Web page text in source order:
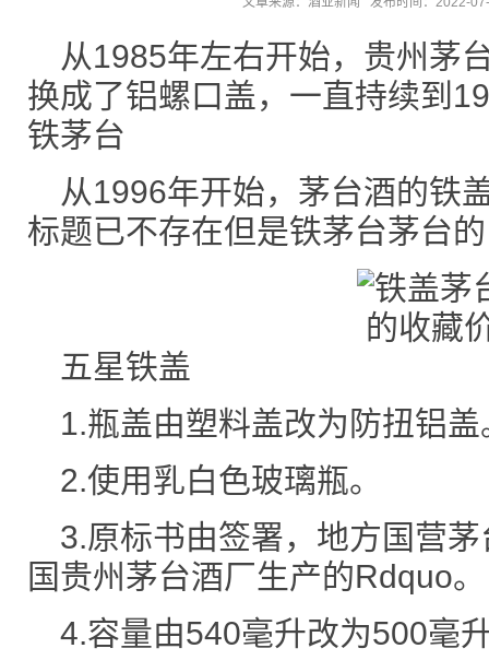
从1985年左右开始，贵州茅
换成了铝螺口盖，一直持续到
铁茅台
从1996年开始，茅台酒的铁
标题已不存在但是铁茅台茅台
五星铁盖
1.瓶盖由塑料盖改为防扭铝盖
2.使用乳白色玻璃瓶。
3.原标书由签署，地方国营
国贵州茅台酒厂生产的Rdquo。
4.容量由540毫升改为500毫